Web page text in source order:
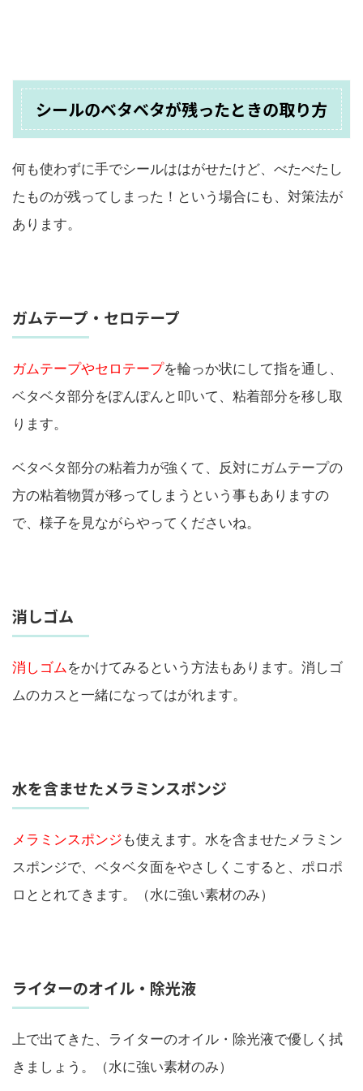
シールのベタベタが残ったときの取り方
何も使わずに手でシールははがせたけど、べたべたし
たものが残ってしまった！という場合にも、対策法が
あります。
ガムテープ・セロテープ
ガムテープやセロテープを輪っか状にして指を通し、
ベタベタ部分をぽんぽんと叩いて、粘着部分を移し取
ります。
ベタベタ部分の粘着力が強くて、反対にガムテープの
方の粘着物質が移ってしまうという事もありますの
で、様子を見ながらやってくださいね。
消しゴム
消しゴムをかけてみるという方法もあります。消しゴ
ムのカスと一緒になってはがれます。
水を含ませたメラミンスポンジ
メラミンスポンジ も使えます。水を含ませたメラミン
スポンジで、ベタベタ面をやさしくこすると、ポロポ
ロととれてきます。（水に強い素材のみ）
ライターのオイル・除光液
上で出てきた、ライターのオイル・除光液で優しく拭
きましょう。（水に強い素材のみ）